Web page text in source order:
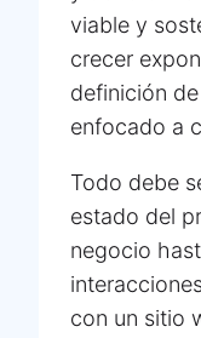
viable y
crecer
definición
enfocado a
Todo debe
estado del
negocio
con un sitio